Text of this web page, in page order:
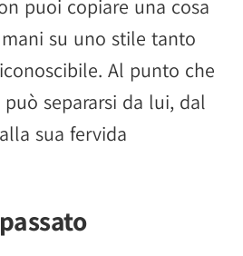
puoi copiare una cosa
su uno stile tanto
Al punto che
separarsi da lui, dal
sua fervida